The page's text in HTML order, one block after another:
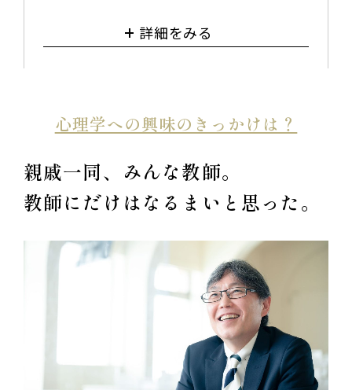
詳細をみる
心理学への興味のきっかけは？
親戚一同、みんな教師。
教師にだけはなるまいと思った。